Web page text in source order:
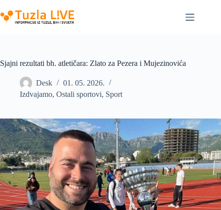
to
content
Sjajni rezultati bh. atletičara: Zlato za Pezera i Mujezinovića
Desk
01. 05. 2026.
Izdvajamo, Ostali sportovi, Sport